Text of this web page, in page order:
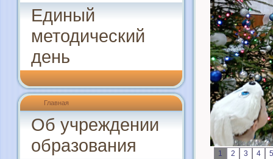
Единый
методический
день
Главная
Об учреждении
образования
1 2 3 4
5